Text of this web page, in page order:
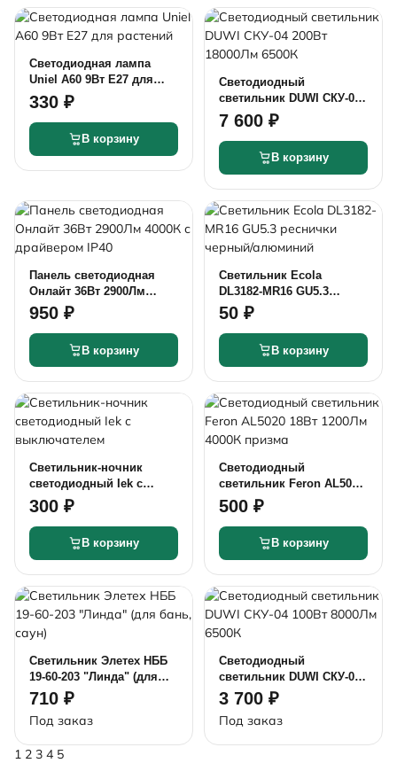
Светодиодная лампа
Uniel A60 9Вт E27 для
растений
330 ₽
В корзину
Светодиодный
светильник DUWI СКУ-04
200Вт 18000Лм 6500К
7 600 ₽
В корзину
Панель светодиодная
Онлайт 36Вт 2900Лм
4000К с драйвером IP40
950 ₽
В корзину
Светильник Ecola
DL3182-MR16 GU5.3
реснички черный/
алюминий
50 ₽
В корзину
Светильник-ночник
светодиодный Iek с
выключателем
300 ₽
В корзину
Светодиодный
светильник Feron AL5020
18Вт 1200Лм 4000К
призма
500 ₽
В корзину
Светильник Элетех НББ
19-60-203 "Линда" (для
бань, саун)
710 ₽
Под заказ
Светодиодный
светильник DUWI СКУ-04
100Вт 8000Лм 6500К
3 700 ₽
Под заказ
1 2 3 4 5